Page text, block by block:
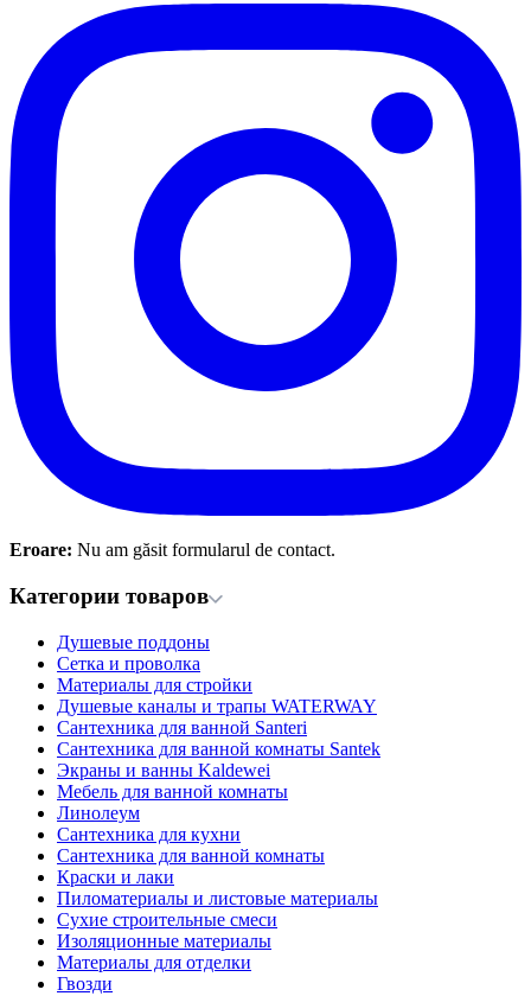
Eroare: Nu am găsit formularul de contact.
Категории товаров
Душевые поддоны
Сетка и проволка
Материалы для стройки
Душевые каналы и трапы WATERWAY
Сантехника для ванной Santeri
Сантехника для ванной комнаты Santek
Экраны и ванны Kaldewei
Мебель для ванной комнаты
Линолеум
Сантехника для кухни
Сантехника для ванной комнаты
Краски и лаки
Пиломатериалы и листовые материалы
Сухие строительные смеси
Изоляционные материалы
Материалы для отделки
Гвозди